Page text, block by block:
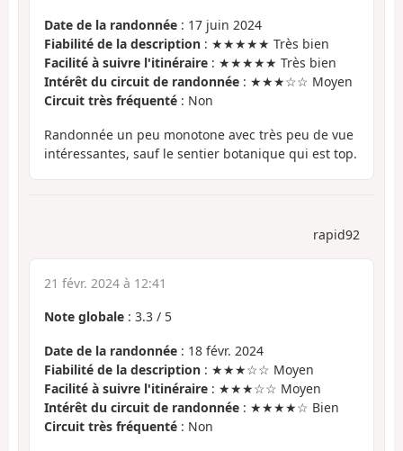
Date de la randonnée : 17 juin 2024
Fiabilité de la description : ★★★★★ Très bien
Facilité à suivre l'itinéraire : ★★★★★ Très bien
Intérêt du circuit de randonnée : ★★★☆☆ Moyen
Circuit très fréquenté : Non
Randonnée un peu monotone avec très peu de vue
intéressantes, sauf le sentier botanique qui est top.
rapid92
21 févr. 2024 à 12:41
Note globale : 3.3 / 5
Date de la randonnée : 18 févr. 2024
Fiabilité de la description : ★★★☆☆ Moyen
Facilité à suivre l'itinéraire : ★★★☆☆ Moyen
Intérêt du circuit de randonnée : ★★★★☆ Bien
Circuit très fréquenté : Non